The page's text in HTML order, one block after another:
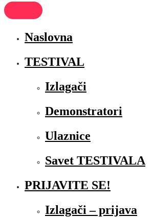
Naslovna
TESTIVAL
Izlagači
Demonstratori
Ulaznice
Savet TESTIVALA
PRIJAVITE SE!
Izlagači – prijava